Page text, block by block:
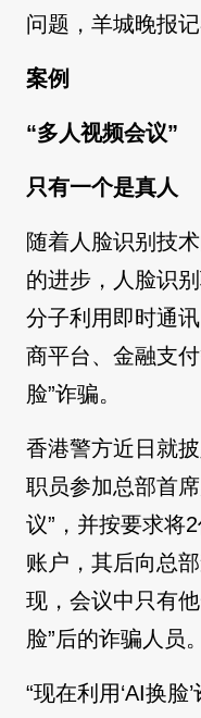
问题，羊城晚报
案例
“多人视频会议”
只有一个是真人
随着人脸识别技
的进步，人脸识
分子利用即时通
商平台、金融支
脸”诈骗。
香港警方近日就
职员参加总部首
议”，并按要求将
账户，其后向总
现，会议中只有
脸”后的诈骗人员。
“现在利用‘AI换脸